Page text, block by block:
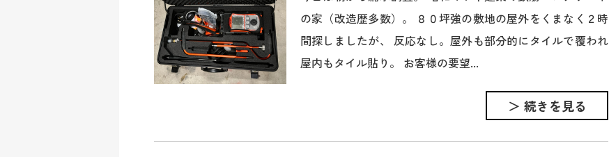
の家（改造歴多数）。 ８０坪強の敷地の屋外をくまなく２時
間探しましたが、 反応なし。屋外も部分的にタイルで覆われ
屋内もタイル貼り。 お客様の要望...
＞ 続きを見る